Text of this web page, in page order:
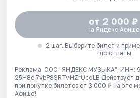
от 2 000 ₽
на Яндекс Афише
2 шаг. Выберите билет и
до оплаты
Реклама. ООО "ЯНДЕКС МУЗЫКА", ИНН:
25H8d7vbP8SRTvHZrUcdLB Действует
при покупке билетов от 3 000 ₽ на это
Афише!